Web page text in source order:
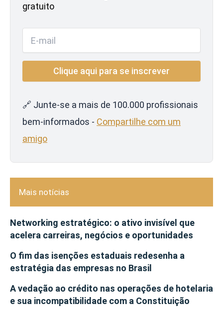
gratuito
🔗 Junte-se a mais de 100.000 profissionais
bem-informados - Compartilhe com um
amigo
Mais notícias
Networking estratégico: o ativo invisível que
acelera carreiras, negócios e oportunidades
O fim das isenções estaduais redesenha a
estratégia das empresas no Brasil
A vedação ao crédito nas operações de hotelaria
e sua incompatibilidade com a Constituição